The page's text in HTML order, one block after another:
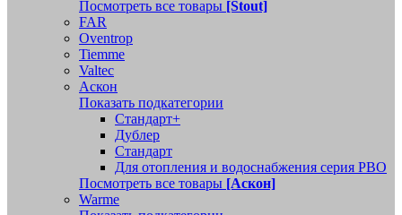
Посмотреть все товары [Stout]
FAR
Oventrop
Tiemme
Valtec
Аскон
Показать подкатегории
Стандарт+
Дублер
Стандарт
Для отопления и водоснабжения серия РВО
Посмотреть все товары [Аскон]
Warme